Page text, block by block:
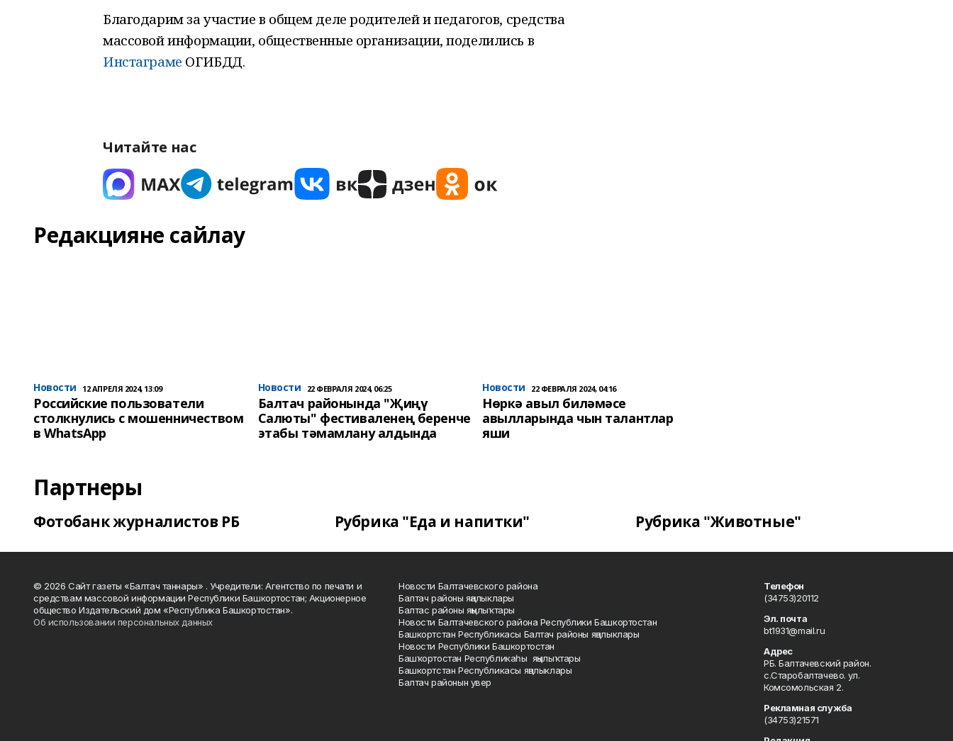
Благодарим за участие в общем деле родителей и педагогов, средства
массовой информации, общественные организации, поделились в
Инстаграме ОГИБДД.
Читайте нас
Редакцияне сайлау
Новости 12 АПРЕЛЯ 2024, 13:09
Российские пользователи
столкнулись с мошенничеством
в WhatsApp
Новости 22 ФЕВРАЛЯ 2024, 06:25
Балтач районында "Җиңү
Салюты" фестиваленең беренче
этабы тәмамлану алдында
Новости 22 ФЕВРАЛЯ 2024, 04:16
Нөркә авыл биләмәсе
авылларында чын талантлар
яши
Партнеры
Фотобанк журналистов РБ Рубрика "Еда и напитки" Рубрика "Животные"
© 2026 Сайт газеты «Балтач таннары» . Учредители: Агентство по печати и
средствам массовой информации Республики Башкортостан; Акционерное
общество Издательский дом «Республика Башкортостан».
Об использовании персональных данных
Новости Балтачевского района
Балтач районы яңалыклары
Балтас районы яңылыҡтары
Новости Балтачевского района Республики Башкортостан
Башкортстан Республикасы Балтач районы яңалыклары
Новости Республики Башкортостан
Башҡортостан Республикаһы яңылыҡтары
Башкортстан Республикасы яңалыклары
Балтач районын увер
Телефон
(34753)20112
Эл. почта
bt1931@mail.ru
Адрес
РБ. Балтачевский район.
с.Старобалтачево. ул.
Комсомольская 2.
Рекламная служба
(34753)21571